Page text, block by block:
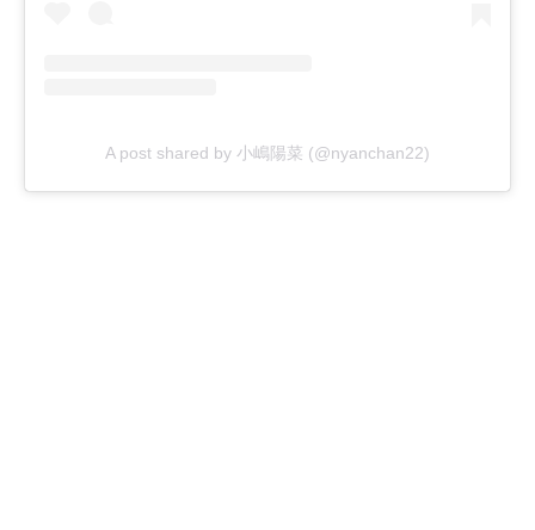
A post shared by 小嶋陽菜 (@nyanchan22)